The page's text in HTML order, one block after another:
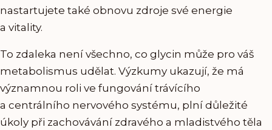
nastartujete také obnovu zdroje své energie
a vitality.
To zdaleka není všechno, co glycin může pro váš
metabolismus udělat. Výzkumy ukazují, že má
významnou roli ve fungování trávícího
a centrálního nervového systému, plní důležité
úkoly při zachovávání zdravého a mladistvého těla